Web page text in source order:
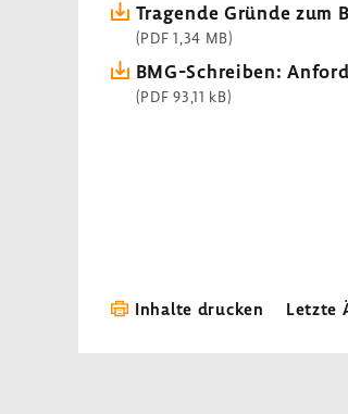
Tragende Gründe zum
(PDF 1,34 MB)
BMG-​Schreiben:
(PDF 93,11 kB)
Inhalte drucken Letzte